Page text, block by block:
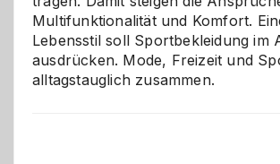
Multifunktionalität und Komfort.
Lebensstil soll Sportbekleidung im
ausdrücken. Mode, Freizeit und
alltagstauglich zusammen.